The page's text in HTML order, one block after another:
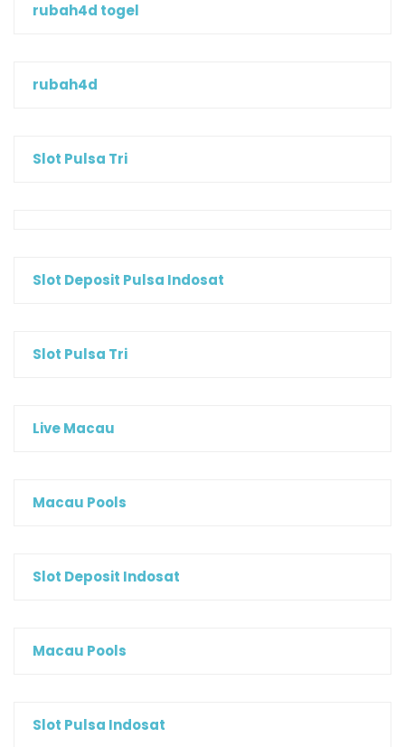
rubah4d togel
rubah4d
Slot Pulsa Tri
Slot Deposit Pulsa Indosat
Slot Pulsa Tri
Live Macau
Macau Pools
Slot Deposit Indosat
Macau Pools
Slot Pulsa Indosat